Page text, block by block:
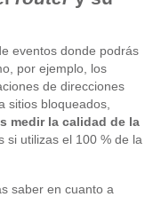
eventos donde podrás
por ejemplo, los
de direcciones
sitios bloqueados,
medir la calidad de la
si utilizas el 100 % de la
saber en cuanto a